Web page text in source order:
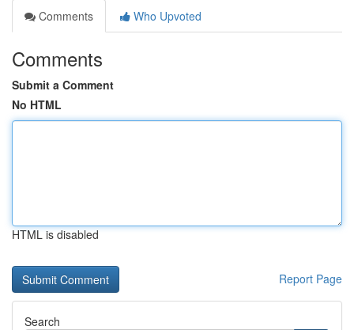
Comments
Who Upvoted
Comments
Submit a Comment
No HTML
HTML is disabled
Report Page
Search